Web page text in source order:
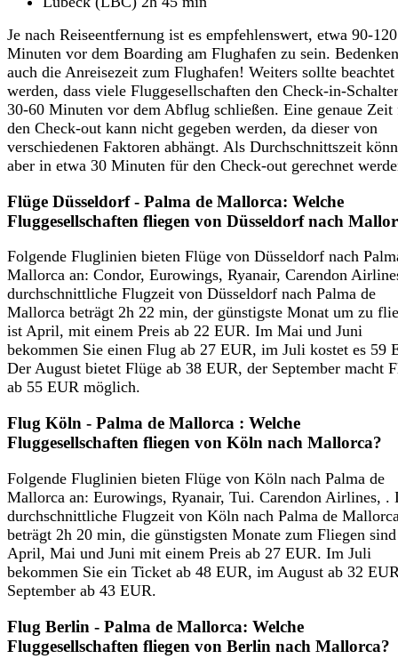
Je nach Reiseentfernung ist es empfehlenswert, etwa 90-120
Minuten vor dem Boarding am Flughafen zu sein.
auch die Anreisezeit zum Flughafen! Weiters sollte beachtet
werden, dass viele Fluggesellschaften den Check-in-
30-60 Minuten vor dem Abflug schließen. Eine genaue Zeit
den Check-out kann nicht gegeben werden, da dieser von
verschiedenen Faktoren abhängt. Als Durchschnittszeit
aber in etwa 30 Minuten für den Check-out gerechnet
Flüge Düsseldorf - Palma de Mallorca: Welche
Fluggesellschaften fliegen von Düsseldorf nach
Folgende Fluglinien bieten Flüge von Düsseldorf nach
Mallorca an: Condor, Eurowings, Ryanair, Carendon
durchschnittliche Flugzeit von Düsseldorf nach Palma de
Mallorca beträgt 2h 22 min, der günstigste Monat um zu
ist April, mit einem Preis ab 22 EUR. Im Mai und Juni
bekommen Sie einen Flug ab 27 EUR, im Juli kostet es 59
Der August bietet Flüge ab 38 EUR, der September macht
ab 55 EUR möglich.
Flug Köln - Palma de Mallorca : Welche
Fluggesellschaften fliegen von Köln nach Mallorca?
Folgende Fluglinien bieten Flüge von Köln nach Palma de
Mallorca an: Eurowings, Ryanair, Tui. Carendon Airlines, .
durchschnittliche Flugzeit von Köln nach Palma de
beträgt 2h 20 min, die günstigsten Monate zum Fliegen sind
April, Mai und Juni mit einem Preis ab 27 EUR. Im Juli
bekommen Sie ein Ticket ab 48 EUR, im August ab 32
September ab 43 EUR.
Flug Berlin - Palma de Mallorca: Welche
Fluggesellschaften fliegen von Berlin nach Mallorca?